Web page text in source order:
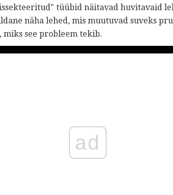
tüübid näitavad huvitavaid
näha lehed, mis muutuvad suveks
miks see probleem tekib.
ad